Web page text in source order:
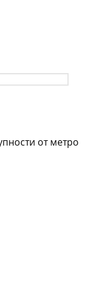
от метро